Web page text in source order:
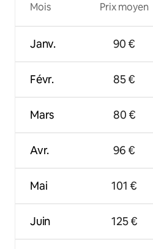
Mois
Janv.
Févr.
Mars
Avr.
Mai
Juin
Prix moyen
90 €
85 €
80 €
96 €
101 €
125 €